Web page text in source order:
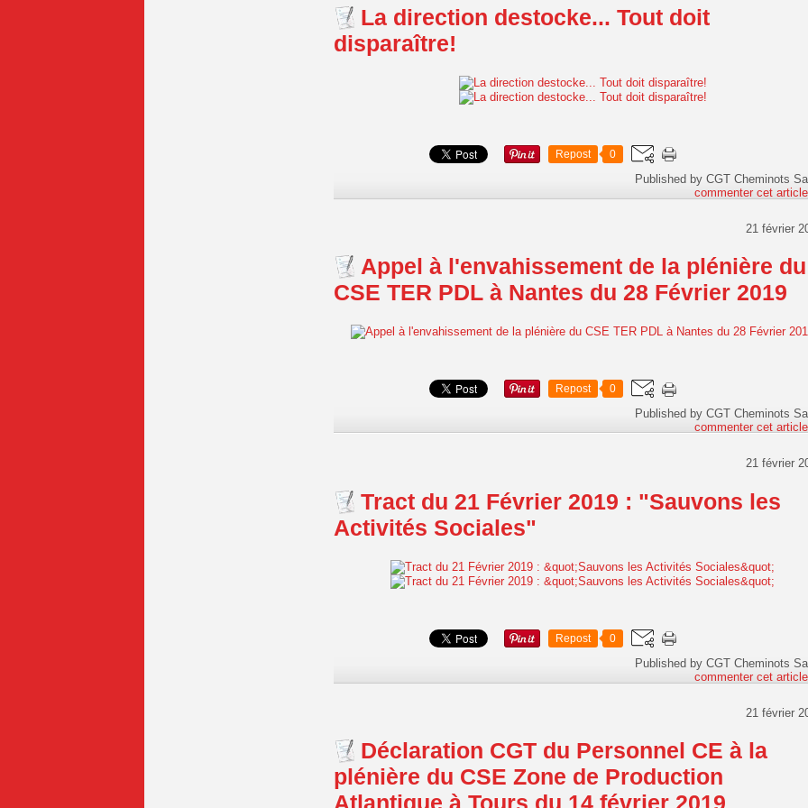
La direction destocke... Tout doit
disparaître!
Repost 0
Published by CGT Cheminots
commenter cet article
21 février
Appel à l'envahissement de la plénière du
CSE TER PDL à Nantes du 28 Février 2019
Repost 0
Published by CGT Cheminots
commenter cet article
21 février
Tract du 21 Février 2019 : "Sauvons les
Activités Sociales"
Repost 0
Published by CGT Cheminots
commenter cet article
21 février
Déclaration CGT du Personnel CE à la
plénière du CSE Zone de Production
Atlantique à Tours du 14 février 2019